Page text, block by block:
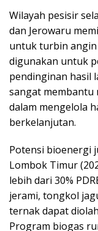
Wilayah pesisir
dan Jerowaru
untuk turbin angin
digunakan untuk
pendinginan hasil
sangat membantu
dalam mengelola
berkelanjutan.
Potensi bioenergi
Lombok Timur
lebih dari 30%
jerami, tongkol
ternak dapat
Program biogas